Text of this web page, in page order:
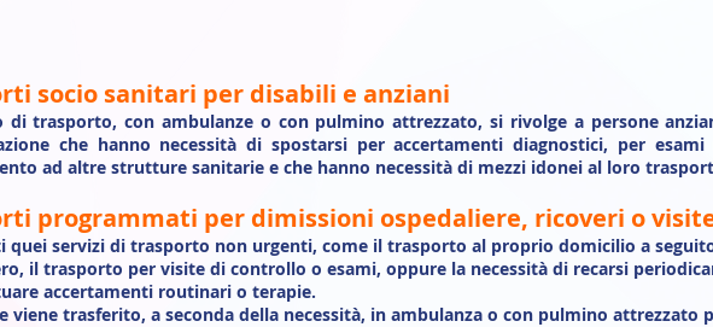
socio sanitari per disabili e anziani
di trasporto, con ambulanze o con pulmino attrezzato, si rivolge a persone
che hanno necessità di spostarsi per accertamenti diagnostici, per
ad altre strutture sanitarie e che hanno necessità di mezzi idonei al loro
programmati per dimissioni ospedaliere, ricoveri o
quei servizi di trasporto non urgenti, come il trasporto al proprio domicilio a
il trasporto per visite di controllo o esami, oppure la necessità di recarsi
accertamenti routinari o terapie.
viene trasferito, a seconda della necessità, in ambulanza o con pulmino